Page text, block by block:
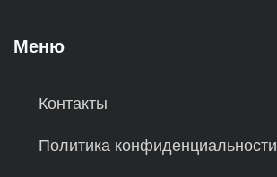
Меню
Контакты
Политика конфиденциальности